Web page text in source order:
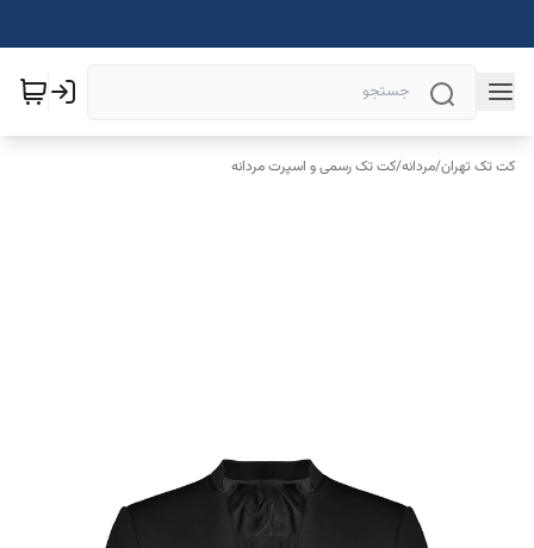
کت تک تهران/مردانه/کت تک رسمی و اسپرت مردانه